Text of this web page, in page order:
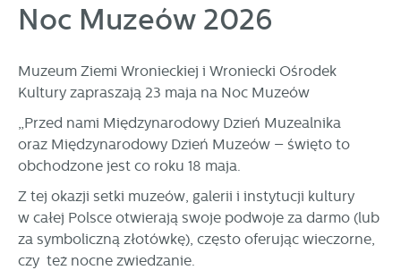
Noc Muzeów 2026
Muzeum Ziemi Wronieckiej i Wroniecki Ośrodek
Kultury zapraszają 23 maja na Noc Muzeów
„Przed nami Międzynarodowy Dzień Muzealnika
oraz Międzynarodowy Dzień Muzeów – święto to
obchodzone jest co roku 18 maja.
Z tej okazji setki muzeów, galerii i instytucji kultury
w całej Polsce otwierają swoje podwoje za darmo (lub
za symboliczną złotówkę), często oferując wieczorne,
czy też nocne zwiedzanie.
personalizację określonych funkcjonalności czy
prezentowanych treści.
komfort korzystania z funkcjonalności naszej strony poprzez
dopasowanie jej do Twoich indywidualnych preferencji.
cookies gwarantuje dostępność większej ilości funkcji na
stronie.
Więcej
Analityczne
Analityczne pliki cookies pomagają nam rozwijać się i
dostosowywać do Twoich potrzeb.
zakresie wykorzystywania witryny internetowej, miejsca oraz
częstotliwości, z jaką odwiedzane są nasze serwisy www.
Dane pozwalają nam na ocenę naszych serwisów
internetowych pod względem ich popularności wśród
Więcej
Reklamowe